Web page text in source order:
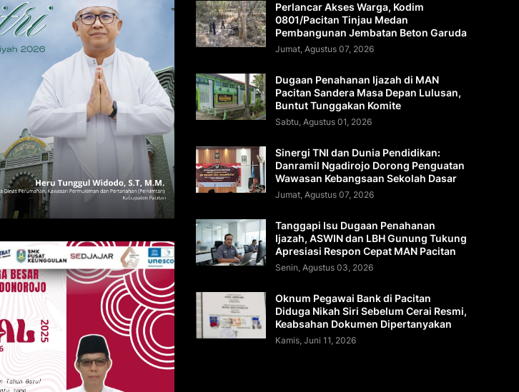
Perlancar Akses Warga, Kodim
0801/Pacitan Tinjau Medan
Pembangunan Jembatan Beton Garuda
Jumat, Agustus 07, 2026
Dugaan Penahanan Ijazah di MAN
Pacitan Sandera Masa Depan Lulusan,
Buntut Tunggakan Komite
Sabtu, Agustus 01, 2026
Sinergi TNI dan Dunia Pendidikan:
Danramil Ngadirojo Dorong Penguatan
Wawasan Kebangsaan Sekolah Dasar
Jumat, Agustus 07, 2026
Tanggapi Isu Dugaan Penahanan
Ijazah, ASWIN dan LBH Gunung Tukung
Apresiasi Respon Cepat MAN Pacitan
Senin, Agustus 03, 2026
Oknum Pegawai Bank di Pacitan
Diduga Nikah Siri Sebelum Cerai Resmi,
Keabsahan Dokumen Dipertanyakan
Kamis, Juni 11, 2026